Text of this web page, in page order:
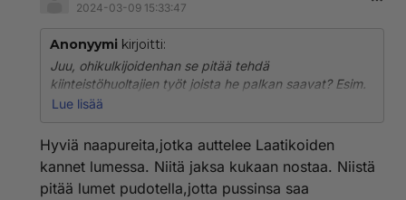
2024-03-09 15:33:47
Anonyymi kirjoitti:
Juu, ohikulkijoidenhan se pitää tehdä
kiinteistöhuoltajien työt joista he palkan saavat? Esim.
lumityöt ajankohdassa missä em:t kiinteistöhoitajat
Lue lisää
Hyviä naapureita,jotka auttelee Laatikoiden
kannet lumessa. Niitä jaksa kukaan nostaa. Niistä
pitää lumet pudotella,jotta pussinsa saa